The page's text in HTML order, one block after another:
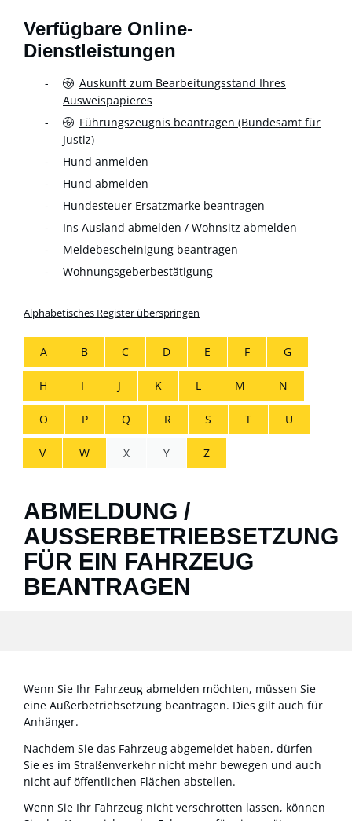
Verfügbare Online-
Dienstleistungen
Auskunft zum Bearbeitungsstand Ihres
Ausweispapieres
Führungszeugnis beantragen (Bundesamt für
Justiz)
Hund anmelden
Hund abmelden
Hundesteuer Ersatzmarke beantragen
Ins Ausland abmelden / Wohnsitz abmelden
Meldebescheinigung beantragen
Wohnungsgeberbestätigung
Alphabetisches Register überspringen
A B C D E F G
H I J K L M N
O P Q R S T U
V W X Y Z
ABMELDUNG /
AUSSERBETRIEBSETZUNG F
ÜR EIN FAHRZEUG B
EANTRAGEN
Wenn Sie Ihr Fahrzeug abmelden möchten, müssen Sie
eine Außerbetriebsetzung beantragen. Dies gilt auch für
Anhänger.
Nachdem Sie das Fahrzeug abgemeldet haben, dürfen
Sie es im Straßenverkehr nicht mehr bewegen und auch
nicht auf öffentlichen Flächen abstellen.
Wenn Sie Ihr Fahrzeug nicht verschrotten lassen, können